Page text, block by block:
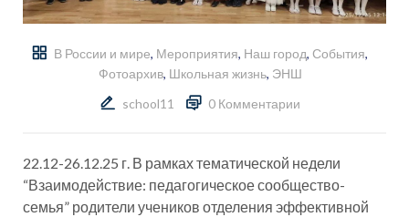
В России и мире, Мероприятия, Наш город, События,
Фотоархив, Школьная жизнь, ЭНШ
school11
0 Комментарии
22.12-26.12.25 г. В рамках тематической недели
“Взаимодействие: педагогическое сообщество-
семья” родители учеников отделения эффективной